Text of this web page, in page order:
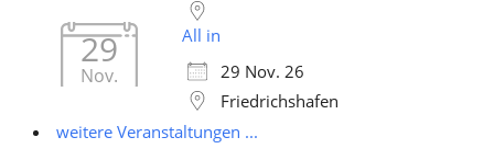
29
Nov.
All in
29 Nov. 26
Friedrichshafen
weitere Veranstaltungen ...